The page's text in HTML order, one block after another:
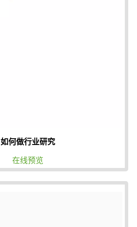
如何做行业研究
在线预览